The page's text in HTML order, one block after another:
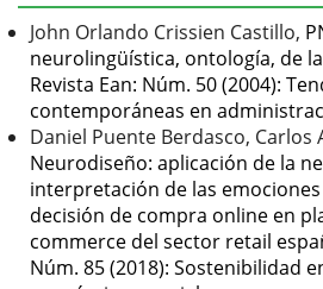
John Orlando Crissien Castillo,
neurolingüística, ontología, de
Revista Ean: Núm. 50 (2004):
contemporáneas en
Daniel Puente Berdasco, Carlos
Neurodiseño: aplicación de la
interpretación de las
decisión de compra online en
commerce del sector retail
Núm. 85 (2018): Sostenibilidad